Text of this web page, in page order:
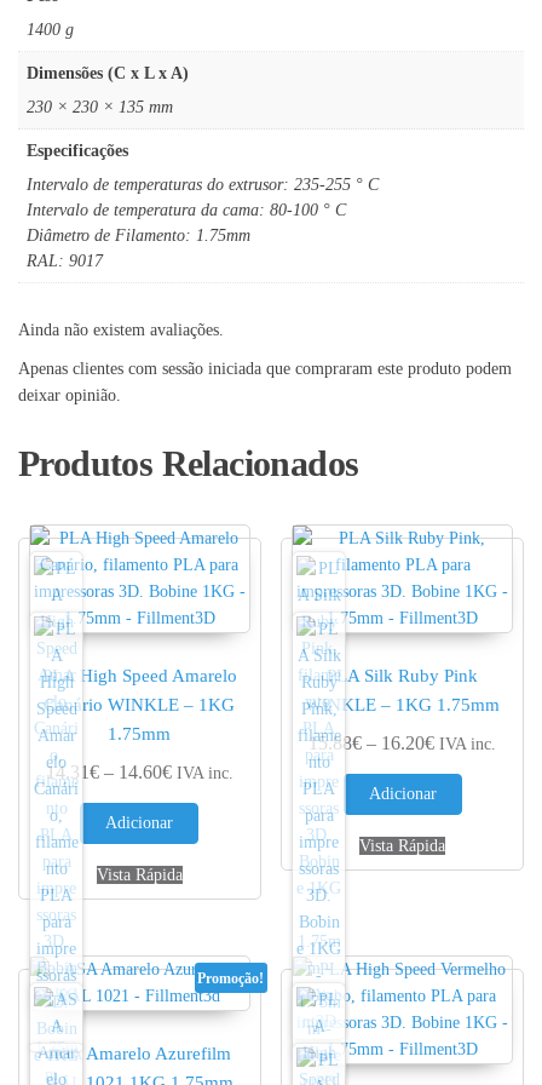
1400 g
Dimensões (C x L x A)
230 × 230 × 135 mm
Especificações
Intervalo de temperaturas do extrusor: 235-255 ° C
Intervalo de temperatura da cama: 80-100 ° C
Diâmetro de Filamento: 1.75mm
RAL: 9017
Ainda não existem avaliações.
Apenas clientes com sessão iniciada que compraram este produto podem
deixar opinião.
Produtos Relacionados
PLA High Speed Amarelo
Canário WINKLE – 1KG
1.75mm
14.31€ – 14.60€Price range: 14.31€ through 14.60€
IVA inc.
Adicionar
Vista Rápida
PLA Silk Ruby Pink
WINKLE – 1KG 1.75mm
15.88€ – 16.20€Price range:
IVA inc.
Adicionar
Vista Rápida
Promoção!
ASA Amarelo Azurefilm